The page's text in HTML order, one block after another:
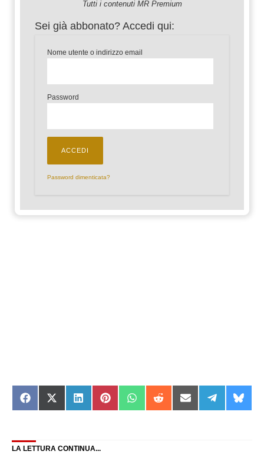
Tutti i contenuti MR Premium
Sei già abbonato? Accedi qui:
Nome utente o indirizzo email
Password
Password dimenticata?
Share
on
Share
on
Share
on
Share
on
Share
on
Share
on
Share
on
Share
on
on
LA LETTURA CONTINUA...